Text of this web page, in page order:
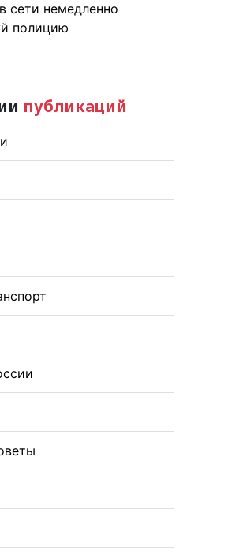
сети немедленно
полицию
публикаций